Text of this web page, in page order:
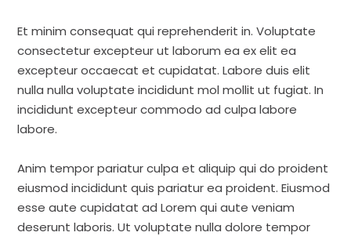
Et minim consequat qui reprehenderit in. Voluptate
consectetur excepteur ut laborum ea ex elit ea
excepteur occaecat et cupidatat. Labore duis elit
nulla nulla voluptate incididunt mol mollit ut fugiat. In
incididunt excepteur commodo ad culpa labore
labore.
Anim tempor pariatur culpa et aliquip qui do proident
eiusmod incididunt quis pariatur ea proident. Eiusmod
esse aute cupidatat ad Lorem qui aute veniam
deserunt laboris. Ut voluptate nulla dolore tempor